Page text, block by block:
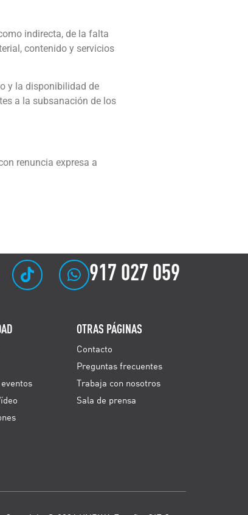
indirecta, de la falta
contenido y servicios
y la disponibilidad de
a la subsanación de los
renuncia expresa a
917 027 059
OTRAS PÁGINAS
Contacto
Preguntas frecuentes
Trabaja con nosotros
Sala de prensa